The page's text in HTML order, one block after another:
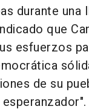
durante una
que
esfuerzos
de su